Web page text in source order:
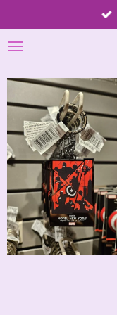
direct
naar
hoofdinhoud